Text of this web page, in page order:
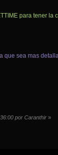
para tener
que sea mas
por Caranthir »